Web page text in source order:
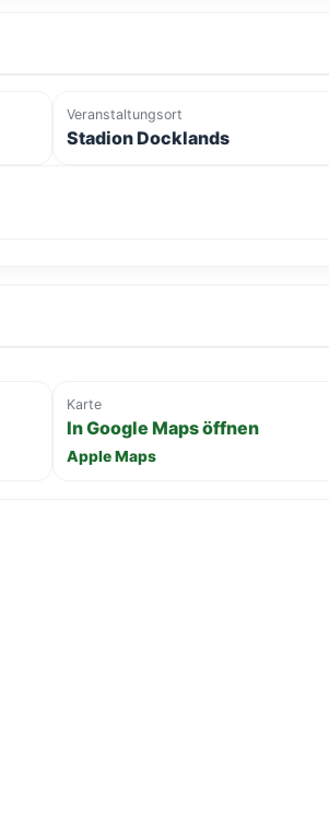
Veranstaltungsort
Stadion Docklands
Karte
In Google Maps öffnen
Apple Maps